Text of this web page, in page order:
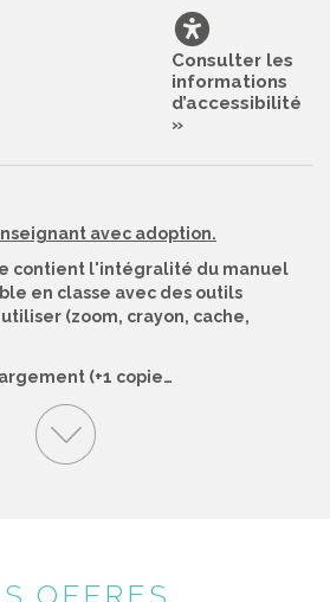
Consulter les
informations
d’accessibilité
»
avec adoption.
contient l'intégralité du manuel
en classe avec des outils
(zoom, crayon, cache,
(+1 copie…
OFFRES